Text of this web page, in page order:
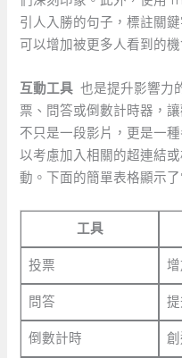
引人入勝的句子，標註關
可以增加被更多人看到的機
互動工具
也是提升影響力
票、問答或倒數計時器，
不只是一段影片，更是一
以考慮加入相關的超連結
動。下面的簡單表格顯示
工具
投票
問答
倒數計時